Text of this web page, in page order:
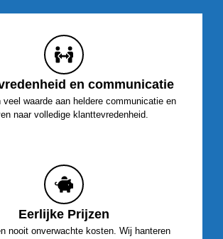
en communicatie
veel waarde aan heldere communicatie en
naar volledige klanttevredenheid.
Eerlijke Prijzen
nooit onverwachte kosten. Wij hanteren